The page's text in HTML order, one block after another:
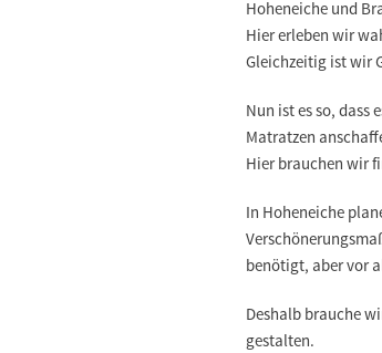
Hoheneiche und
Hier erleben wir
Gleichzeitig ist wir
Nun ist es so, dass
Matratzen
Hier brauchen wir
In Hoheneiche
benötigt, aber vor
Deshalb brauche
gestalten.